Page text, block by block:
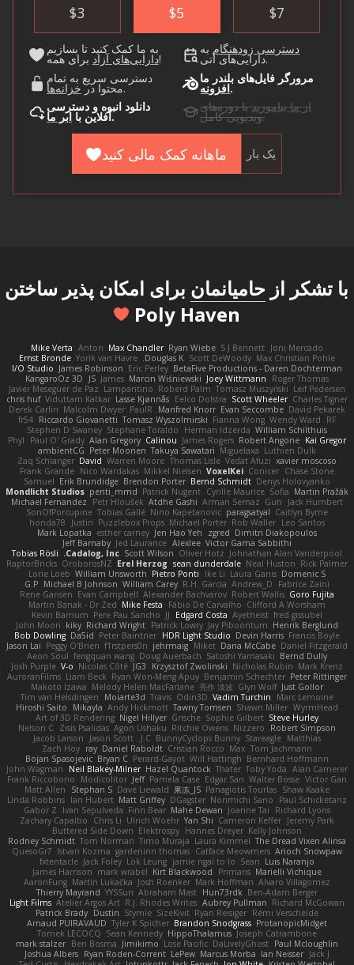
$3 $5 $7
به ما کمک کنید تا بسازیم
دارایی‌های آزادبرای همه!
دسترسی زودهنگام به
دارایی‌های آتی.
دسترسی سریع به تمام
محتوا درخزانه‌ها .
مرورگر فایل‌های بلندر ما
افزونه.
دانلود انبوه و دسترسی
آفلاین باابر ما .
از ما بیاموزیدبا دوره‌های
ویدیویی کامل.
ماهانه کمک مالی کنید یک بار
با تشکر از حامیانمان برای امکان پذیر ساختن
Poly Haven
Joni Mercado
S J Bennett
Ryan Wiebe
Max Chandler
Anton
Mike Verta
Max Christian Pohle
Scott DeWoody
Douglas K.
Yorik van Havre
Ernst Bronde
BetaFive Productions - Daren Dochterman
Eric Perley
James Robinson
I/O Studio
Roger Thomas
Joey Wittmann
Marcin Wiśniewski
James
JS
KangaroOz 3D
Leif Pedersen
Tomasz Muszyński
Roberd Palm
Lampantino
Javier Meseguer de Paz
Charles Tigner
Scott Wheeler
Eelco Dolstra
Lasse Kjønnås
Viduttam Katkar
chris huf
David Pekarek
Evan Seccombe
Manfred Knorr
PaulR
Malcolm Dwyer
Derek Carlin
RF
Wendy Ward
Fianna Wong
Tomasz Wyszolmirski
Riccardo Giovanetti
fr54
William Schilthuis
Herman Idzerda
Stephane Toraldo
Stephen D Swaney
Kai Gregor
Robert Angone
James Rogers
Calinou
Alan Gregory
Paul O' Grady
Phyl
Luthien Dulk
Miguelaxa
Takuya Sawatari
Peter Moonen
ambientCG
xavier moscoso
Vedat Afuzi
Thomas Lisle
Warren Moore
David
Zaq Schlanger
Chase Stone
Conicer
VoxelKei
Mikkel Nielsen
Nico Wardakas
Frank Grande
Denys Holovyanko
Bernd Schmidt
Brendon Porter
Erik Brundidge
Samuel
Martin Pražák
Sofia
Cyrille Maurice
Patrick Nugent
penti_mmd
Mondlicht Studios
Jack Humbert
Gun
Arman Sernaz
Atdhe Gashi
Petr Hloušek
Michael Fernandez
Caitlyn Byrne
paragsatyal
Nino Kapetanovic
Tobias Gallé
SonOfPorcupine
Leo Santos
Rob Waller
Michael Porter
Puzzlebox Props
Justin
honda78
Dimitri Diakopoulos
zgred
Jen Hao Yeh
esther carney
Mark Lopatka
Victor Gama Sabbithi
Alexlee
Jed Laurance
Jeff Barnaby
Johnathan Alan Vanderpool
Oliver Hotz
Scott Wilson
Cadalog, Inc.
Tobias Rösli
Rick Palmer
Neal Huston
sean dunderdale
Erel Herzog
OroborosNZ
RaptorBricks
Domenic S
Laura Ganis
Ike Li
Pietro Ponti
William Unsworth
Lorie Loeb
Fabrice Zaini
Andrew_D
R.H. García
William Carey
Michael B Johnson
G.P
Goro Fujita
Robert Wallis
Alexander Bachvarov
Evan Campbell
Rene Gansen
Clifford A Worsham
Fábio De Carvalho
Mike Festa
Martin Banak - Dr Zed
fred gissubel
Ayetheist
Edgard Costa
JJ
Pere Pau Sancho
Kevin Barnum
Henrik Berglund
Jay Piboontum
Patrick Lowry
Richard Wright
kiky
John Moon
Francis Boyle
Devin Harris
HDR Light Studio
Peter Baintner
Da5id
Bob Dowling
Daniel Fitzgerald
Dana McCabe
Miket
jehrmaig
f1rstpers0n
Peggy O'Brien
Jason Lai
Bernd Dully
Satoshi Yamasaki
Doug Auerbach
fengquan wang
Aeon Soul
Mark Krenz
Nicholas Rubin
Krzysztof Zwolinski
JG3
Nicolas Côté
V-o
Josh Purple
Peter Rittinger
Benjamin Schechter
Ryan Won-Meng Apuy
Liam Beck
AuroranFilms
Just Gollor
Glyn Wolf
亮作 淡波
Melody Helen MacFarlane
Makoto Izawa
Marc Lemoine
Vadim Turchin
Odin3D
Travis
Moiarte3d
Tim van Helsdingen
WyrmHead
Shawn Miller
Tawny Tomsen
Andy Hickmott
Mikayla
Hiroshi Saito
Steve Hurley
Sophie Gilbert
Grische
Nigel Hillyer
Art of 3D Rendering
Robert Simpson
Nizzero
Ritchie Owens
Agon Ushaku
Zisis Psalidas
Nelson C
Matthias
Stareagle
BunnyCyclops Bunny
J.C.
Jason Scott
Jacob Larson
Tom Jachmann
Max
Cristian Rocco
Daniel Raboldt
ray
Zach Hoy
Bernhard Hoffmann
Will Hattingh
Perard-Gayot
Bryan C
Bojan Spasojevic
Alan Camerer
Toby Yoda
Thater
Hazel Quantock
Neil Blakey-Milner
John Wagman
Victor Gan
Walter Bosse
Edgar San
Pamela Case
Jeff
Modicolitor
Frank Riccobono
Shaw Kaake
Panagiotis Tourlas
果冻_JS
Dave Liewald
Stephan S
Matt Allen
Paul Schicketanz
Norimichi Sano
DGagster
Matt Griffey
Ian Hubert
Linda Robbins
Richard Lyons
Joanne Tai
Mahe Dewan
Finn Bear
Ivan Sepulveda
Gabor Z
Jeremy Park
Cameron Keffer
Yan Shi
Ulrich Woehr
Chris Li
Zachary Capalbo
Kelly Johnson
Hannes Dreyer
Elektrospy
Buttered Side Down
The Dread Vixen Alinsa
Laura Kimmel
Timo Muraja
Tom Norman
Rodney Schmidt
Arioch Snowpaw
Catface Meowmers
gardeninn thomas
Istvan Kozma
QuesoGr7
Luis Naranjo
Sean
jamie ngai to lo
Lök Leung
Jack Foley
fxtentacle
Marielli Vichique
Primaris
Kirt Blackwood
mark wrabel
James Harrison
Alvaro Villagomez
Mark Hoffman
Josh Roenker
Martin Lukačka
AaronFung
Ben-Adam Berger
Hun73rdk
Abraham Mast
YYSSun
Thierry Mayrand
Richard McGowan
Aubrey Pullman
R.J. Rhodes Writes
Atelier Argos Art
Light Films
Rémi Verschelde
Ryan Reisiger
SizeKivit
Stymie
Dustin
Patrick Brady
ProtanopicMidget
Brandon Snodgrass
Tyler K Spicher
Arnaud PUIRAVAUD
Joseph Catrambone
HippoThalamus
Sean Kennedy
Tomek LECOCQ
Paul Mcloughlin
DaLivelyGhost
Lose Pacific
Jimikimo
Ben Bosma
mark stalzer
Jack J
Ian Neisser
Marcus Morba
LePew
Ryan Roden-Corrent
Joshua Albers